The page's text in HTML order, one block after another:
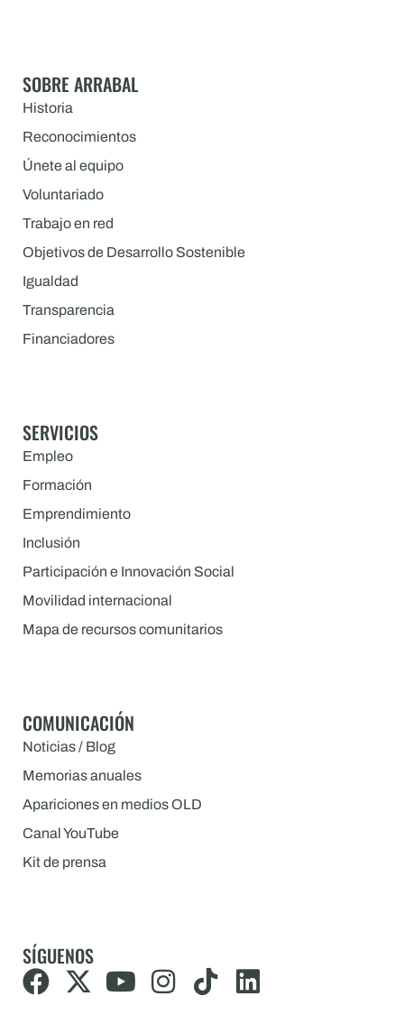
SOBRE ARRABAL
Historia
Reconocimientos
Únete al equipo
Voluntariado
Trabajo en red
Objetivos de Desarrollo Sostenible
Igualdad
Transparencia
Financiadores
SERVICIOS
Empleo
Formación
Emprendimiento
Inclusión
Participación e Innovación Social
Movilidad internacional
Mapa de recursos comunitarios
COMUNICACIÓN
Noticias / Blog
Memorias anuales
Apariciones en medios OLD
Canal YouTube
Kit de prensa
SÍGUENOS
F
a
X Y I T
i
L